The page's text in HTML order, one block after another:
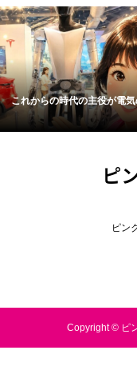
これからの時代の主役が電
ピ
ピン
Copyright ©ピ